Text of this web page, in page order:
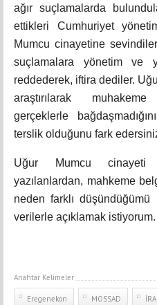
ağır suçlamalarda
ettikleri Cumhuriyet
Mumcu cinayetine
suçlamalara yönetim ve
reddederek, iftira dediler.
araştırılarak
gerçeklerle
terslik olduğunu fark
Uğur Mumcu
yazılanlardan, mahkeme
neden farklı
verilerle açıklamak istiyorum.
Anahtar Kelimeler
Eregenekon MOSSAD